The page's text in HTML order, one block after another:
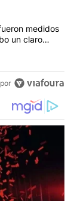
Kicillof y
medidos
un claro